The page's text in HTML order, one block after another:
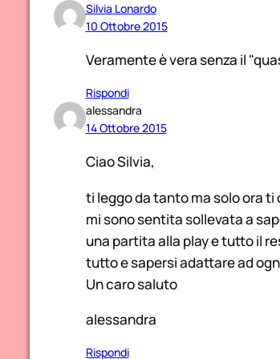
Silvia Lonardo
10 Ottobre 2015
Veramente è vera senza il
Rispondi
alessandra
14 Ottobre 2015
Ciao Silvia,
ti leggo da tanto ma solo ora
mi sono sentita sollevata a
una partita alla play e tutto il
tutto e sapersi adattare ad
Un caro saluto
alessandra
Rispondi